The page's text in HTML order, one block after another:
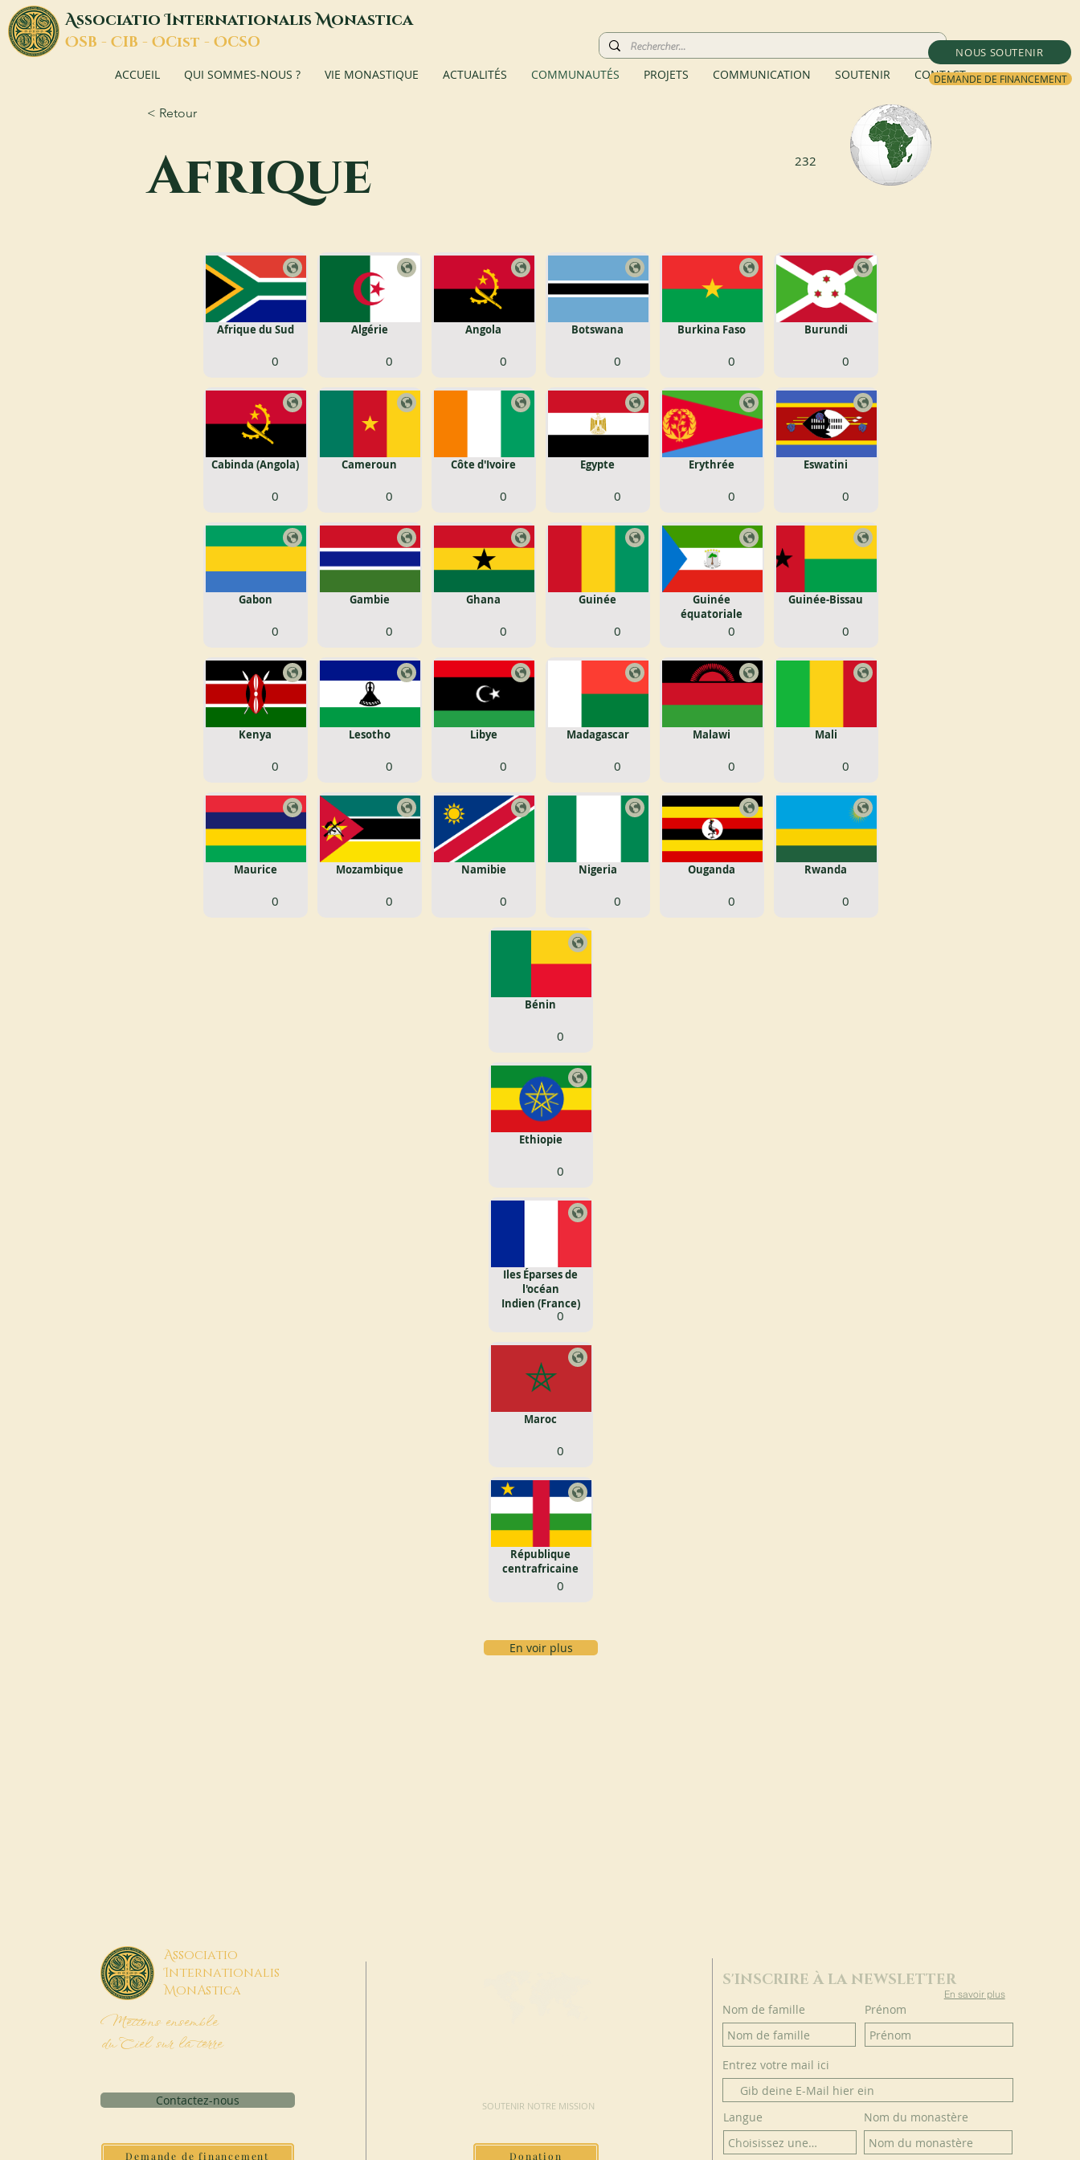
NOUS SOUTENIR
DEMANDE DE FINANCEMENT
AssociatioInternationalisMonastica
OSB - CIB - OCist - OCSO
ACCUEIL QUI SOMMES-NOUS ? VIE MONASTIQUE ACTUALITÉS COMMUNAUTÉS PROJETS COMMUNICATION SOUTENIR CONTACT
< Retour
Afrique 232
0
Afrique du Sud
0
Cabinda (Angola)
0
Gabon
0
Kenya
0
Maurice
0
Algérie
0
Cameroun
0
Gambie
0
Lesotho
0
Mozambique
0
Angola
0
Côte d'Ivoire
0
Ghana
0
Libye
0
Namibie
0
Botswana
0
Egypte
0
Guinée
0
Madagascar
0
Nigeria
0
Burkina Faso
0
Erythrée
0
Guinée
équatoriale
0
Malawi
0
Ouganda
0
Burundi
0
Eswatini
0
Guinée-Bissau
0
Mali
0
Rwanda
0
Bénin
0
Ethiopie
0
Iles Éparses de
l'océan
Indien (France)
0
Maroc
0
République
centrafricaine
En voir plus
Associatio
Internationalis
MonAstica
Mettons ensemble
du Ciel sur la terre
Contactez-nous
Demande de financement
SOUTENIR NOTRE MISSION
Donation
S'INSCRIRE À LA NEWSLETTER
En savoir plus
Nom de famille Prénom
Entrez votre mail ici
Langue Nom du monastère